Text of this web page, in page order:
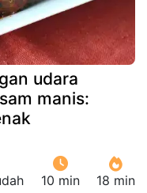
udara
manis:
10 min 18 min